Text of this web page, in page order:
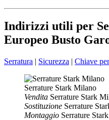
Indirizzi utili per
Europeo Busto
Serratura | Sicurezza | Chiave
Serrature Stark Milano
Vendita Serrature Stark
Sostituzione Serrature
Montaggio Serrature